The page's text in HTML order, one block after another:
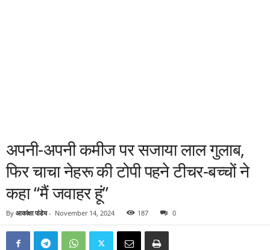
अपनी-अपनी कमीज पर सजाया लाल गुलाब,
फिर चाचा नेहरू की टोपी पहने टीचर-बच्चों ने
कहा “मैं जवाहर हूं”
By आकांक्षा पांडेय- November 14, 2024 187 0